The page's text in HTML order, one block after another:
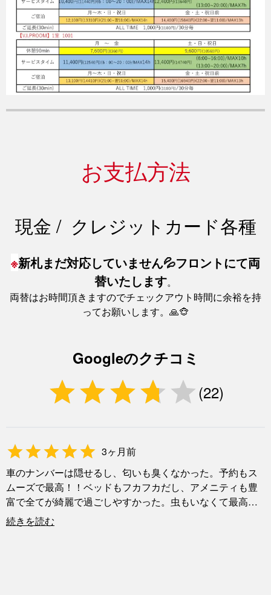
お支払方法
現金 /  クレジットカード各種
※新札まだ対応していません💦フロントにて両
替いたします。
両替はお時間頂きますのでチェックアウト時間に余裕を持
ってお願いします。🙏🐵
Googleのクチコミ
(22)
3ヶ月前
車のナンバーは隠せるし、匂いも臭くなかった。予約もス
ムーズで最高！！ベッドもフカフカだし、アメニティも豊
富で全てが綺麗で過ごしやすかった。虫もいなくて最高、
他のホテルは汚くて虫もいたから、ここのホテルがめちゃ
くちゃ最高に感じました。部屋に日記が置いてあって、面
続きを読む